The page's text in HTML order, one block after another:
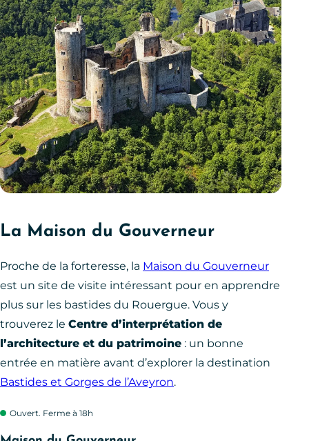
La Maison du Gouverneur
Proche de la forteresse, la Maison du Gouverneur
est un site de visite intéressant pour en apprendre
plus sur les bastides du Rouergue. Vous y
trouverez le Centre d’interprétation de
l’architecture et du patrimoine : un bonne
entrée en matière avant d’explorer la destination
Bastides et Gorges de l’Aveyron.
Ouvert. Ferme à 18h